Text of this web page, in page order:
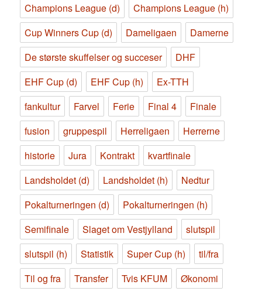
Champions League (d)
Champions League (h)
Cup Winners Cup (d)
Dameligaen
Damerne
De største skuffelser og succeser
DHF
EHF Cup (d)
EHF Cup (h)
Ex-TTH
fankultur
Farvel Ferie Final 4
Finale
fusion
gruppespil Herreligaen
Herrerne
historie
Jura Kontrakt
kvartfinale
Landsholdet (d)
Landsholdet (h)
Nedtur
Pokalturneringen (d)
Pokalturneringen (h)
Semifinale
Slaget om Vestjylland
slutspil
slutspil (h)
Statistik Super Cup (h)
til/fra
Til og fra
Transfer Tvis KFUM Økonomi